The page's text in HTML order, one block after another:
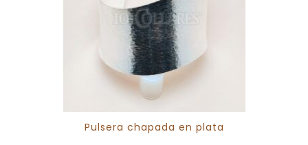
Pulsera chapada en plata